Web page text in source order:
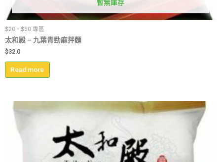
暫無庫存
$20 - $50 專區
太和殿 – 九葉青勁麻拌麵
$32.0
Read more